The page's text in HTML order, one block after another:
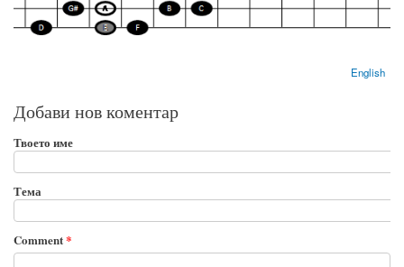
English
Добави нов коментар
Твоето име
Тема
Comment*